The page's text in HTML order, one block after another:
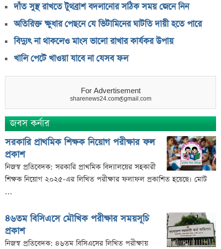
দাঁত সুস্থ রাখতে টুথব্রাশ বদলানোর সঠিক সময় জেনে নিন
অতিরিক্ত ক্ষুধার পেছনে যে ভিটামিনের ঘাটতি দায়ী হতে পারে
বিদ্যুৎ না থাকলেও মাংস ভালো রাখার কার্যকর উপায়
খালি পেটে খাওয়া যাবে না যেসব ফল
For Advertisement
sharenews24.com@gmail.com
জবস কর্নার
সরকারি প্রাথমিক শিক্ষক নিয়োগ পরীক্ষার ফল
প্রকাশ
নিজস্ব প্রতিবেদক: সরকারি প্রাথমিক বিদ্যালয়ের সহকারী
শিক্ষক নিয়োগ ২০২৫-এর লিখিত পরীক্ষার ফলাফল প্রকাশিত হয়েছে। মোট
...
৪৬তম বিসিএসে মৌখিক পরীক্ষার সময়সূচি
প্রকাশ
নিজস্ব প্রতিবেদক: ৪৬তম বিসিএসের লিখিত পরীক্ষায়